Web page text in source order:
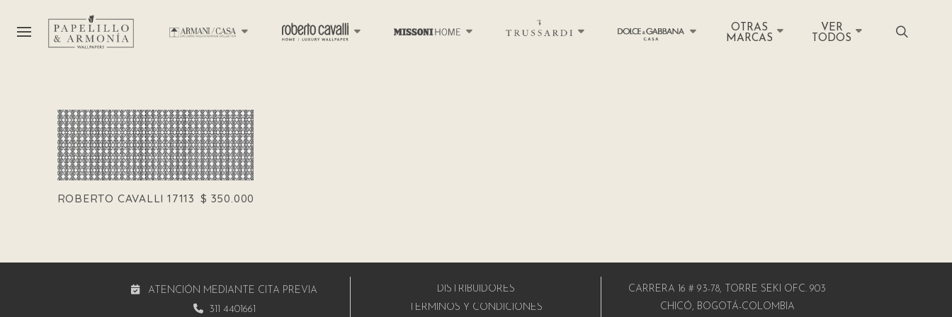
OTRAS
MARCAS
VER
TODOS
ROBERTO CAVALLI 17113 $ 350.000
ATENCIÓN MEDIANTE CITA PREVIA
311 4401661
DISTRIBUIDORES
TÉRMINOS Y CONDICIONES
CARRERA 16 # 93-78, TORRE SEKI OFC. 903
CHICÓ, BOGOTÁ-COLOMBIA